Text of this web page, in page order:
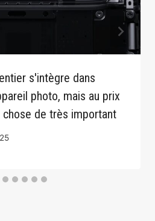
s'intègre dans
photo, mais au prix
de très important